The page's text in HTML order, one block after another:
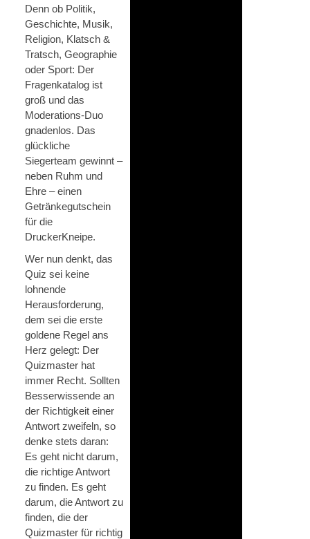
Denn ob Politik,
Geschichte, Musik,
Religion, Klatsch &
Tratsch, Geographie
oder Sport: Der
Fragenkatalog ist
groß und das
Moderations-Duo
gnadenlos. Das
glückliche
Siegerteam gewinnt –
neben Ruhm und
Ehre – einen
Getränkegutschein
für die
DruckerKneipe.
Wer nun denkt, das
Quiz sei keine
lohnende
Herausforderung,
dem sei die erste
goldene Regel ans
Herz gelegt: Der
Quizmaster hat
immer Recht. Sollten
Besserwissende an
der Richtigkeit einer
Antwort zweifeln, so
denke stets daran:
Es geht nicht darum,
die richtige Antwort
zu finden. Es geht
darum, die Antwort zu
finden, die der
Quizmaster für richtig